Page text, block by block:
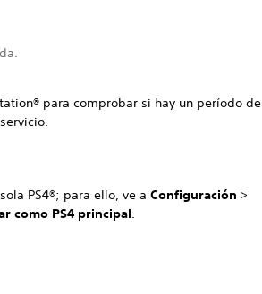
para comprobar si hay un período de
PS4®; para ello, ve aConfiguración >
como PS4 principal.